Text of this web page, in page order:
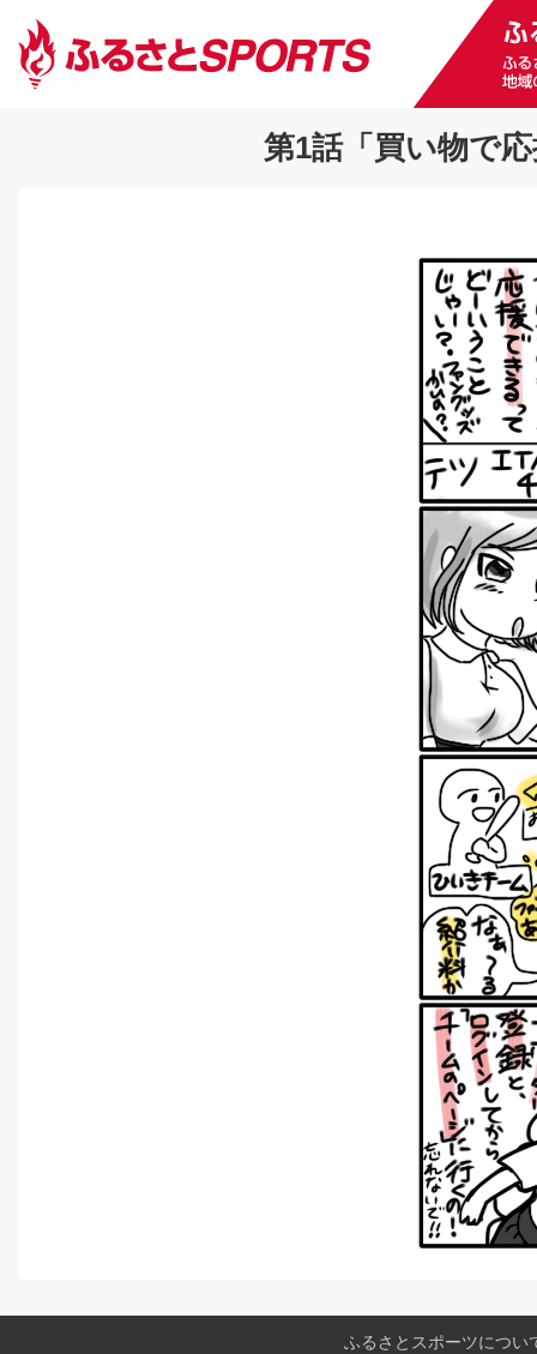
第1話「買い物で
ふるさとスポーツについ